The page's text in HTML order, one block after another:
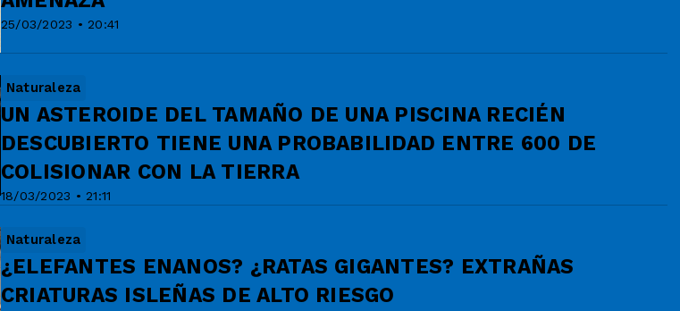
25/03/2023 • 20:41
Naturaleza
18/03/2023 • 21:11
UN ASTEROIDE DEL TAMAÑO DE UNA PISCINA RECIÉN
DESCUBIERTO TIENE UNA PROBABILIDAD ENTRE 600 DE
COLISIONAR CON LA TIERRA
Naturaleza
¿ELEFANTES ENANOS? ¿RATAS GIGANTES? EXTRAÑAS
CRIATURAS ISLEÑAS DE ALTO RIESGO